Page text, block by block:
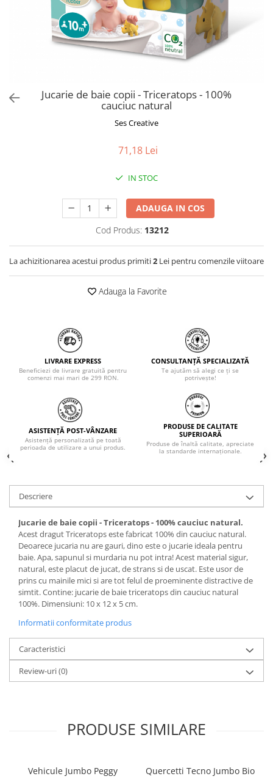
Consultanta Instalare
Jucarii de Sortare
Jucarii de tras
Jucarii din plus
PAPUSI
Jucarie de baie copii - Triceratops - 100%
cauciuc natural
Ses Creative
71,18 Lei
IN STOC
ADAUGA IN COS
Cod Produs: 13212
La achizitionarea acestui produs primiti2 Lei pentru comenzile viitoare
Adauga la Favorite
LIVRARE EXPRESS
Beneficiezi de livrare gratuită pentru
comenzi mai mari de 299 RON.
CONSULTANȚĂ SPECIALIZATĂ
Te ajutăm să alegi ce ți se
potrivește!
ASISTENȚĂ POST-VÂNZARE
Asistență personalizată pe toată
perioada de utilizare a unui produs.
PRODUSE DE CALITATE
SUPERIOARĂ
Produse de înaltă calitate, apreciate
la standarde internaționale.
Descriere
Jucarie de baie copii - Triceratops - 100% cauciuc natural.
Acest dragut Triceratops este fabricat 100% din cauciuc natural.
Deoarece jucaria nu are gauri, dino este o jucarie ideala pentru
baie. Apa, sapunul si murdaria nu pot intra! Acest material sigur,
natural, este placut de jucat, de strans si de uscat. Este usor de
prins cu mainile mici si are tot felul de proeminente distractive de
simtit. Contine: jucarie de baie triceratops din cauciuc natural
100%. Dimensiuni: 10 x 12 x 5 cm.
Informatii conformitate produs
Caracteristici
Review-uri(0)
PRODUSE SIMILARE
Vehicule Jumbo Peggy
Quercetti Tecno Jumbo Bio